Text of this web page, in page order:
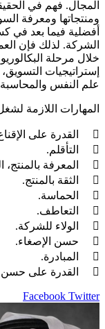
المجال. فهم في
ومنتجاتها ومعرفة
أفضلية فيما بعد في
الشركة. لذلك فإن
خلال مرحلة
إستراتيجيات
علم النفس والمحاسبة
المهارات اللازمة
 القدرة على الإقناع.
 التأقلم.
 المعرفة بالمنتج، العميل، المنافسة، وغيرها.
 الثقة بالمنتج.
 الحماسة.
 التعاطف.
 الولاء للشركة.
 حسن الإصغاء.
 المبادرة.
 القدرة على حسن التصرف.
Facebook Twitter
عبر
البريد
طباعة